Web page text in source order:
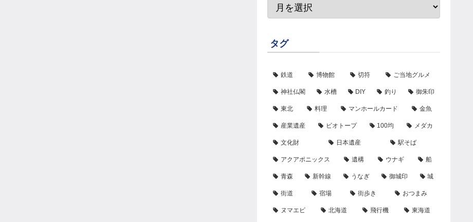
タグ
鉄道 博物館 切符 ご当地グルメ
神社仏閣 水槽 DIY 釣り 御朱印
東北 料理 マンホールカード 金魚
産業遺産 ビオトープ 100均 メダカ
文化財 日本遺産 駅そば
アクアポニックス 遺構 ウナギ 船
青森 新幹線 うなぎ 御城印 城
街道 宿場 街歩き おつまみ
ヌマエビ 北海道 飛行機 東海道